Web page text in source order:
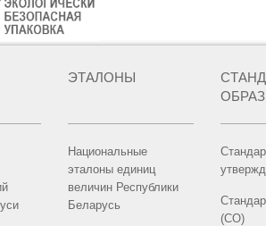
ЭТАЛОНЫ
Национальные
эталоны единиц
величин Республики
Беларусь
(СО)